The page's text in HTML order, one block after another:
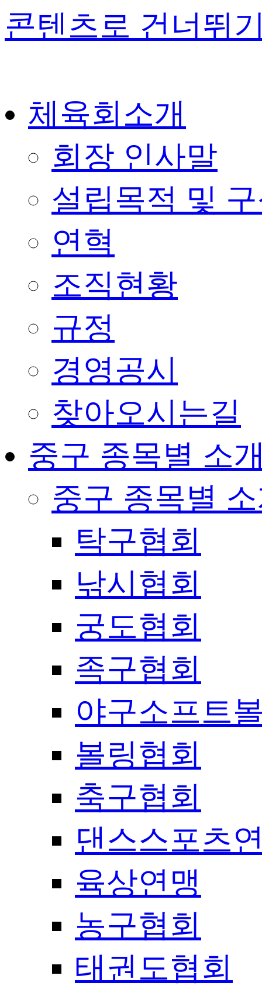
콘텐츠로 건너뛰
체육회소개
회장 인사말
설립목적 및
연혁
조직현황
규정
경영공시
찾아오시는길
중구 종목별 소
중구 종목별
탁구협회
낚시협회
궁도협회
족구협회
야구소프트
볼링협회
축구협회
댄스스포츠
육상연맹
농구협회
태권도협회